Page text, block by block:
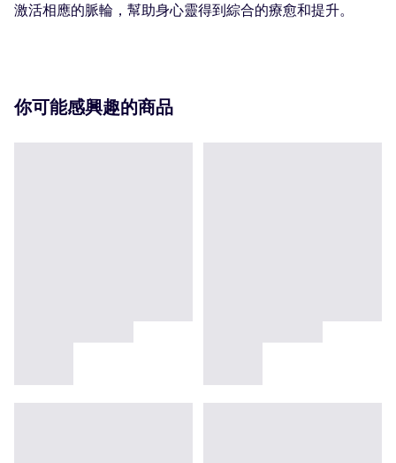
激活相應的脈輪，幫助身心靈得到綜合的療愈和提升。
你可能感興趣的商品